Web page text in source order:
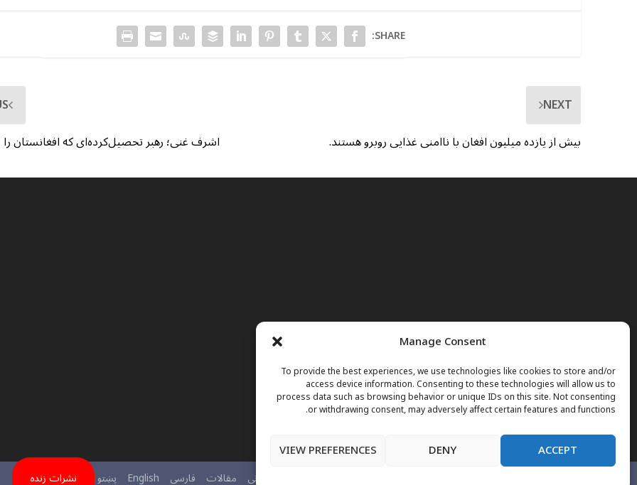
Manage Consent
To provide the best experiences, we use technologies like cookies to store and/or
access device information. Consenting to these technologies will allow us to
process data such as browsing behavior or unique IDs on this site. Not consenting
or withdrawing consent, may adversely affect certain features and functions.
ACCEPT
DENY
VIEW PREFERENCES
SHARE:
اشرف غنی؛ رهبر تحصیل‌کرده‌ای که افغانستان
NEXT
بیش از یازده میلیون افغان با ناامنی غذایی روبرو هستند.
اعلانات فوتی مقالات فارسی English پښتو نشرات زنده